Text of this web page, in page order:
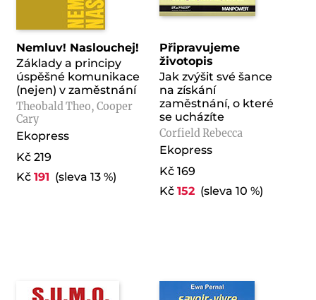
Nemluv! Naslouchej!
Základy a principy
úspěšné komunikace
(nejen) v zaměstnání
Theobald Theo, Cooper
Cary
Ekopress
Kč 219
Kč 191 (sleva 13 %)
Připravujeme
životopis
Jak zvýšit své šance
na získání
zaměstnání, o které
se ucházíte
Corfield Rebecca
Ekopress
Kč 169
Kč 152(sleva 10 %)